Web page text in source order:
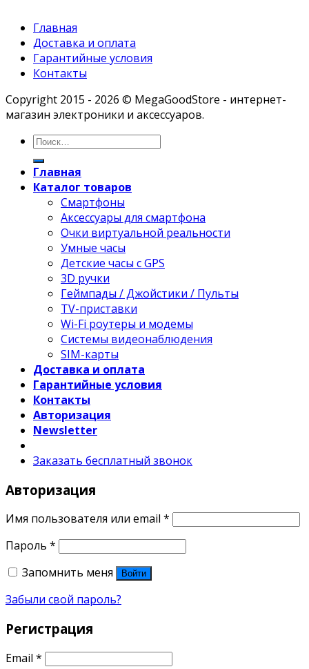
Главная
Доставка и оплата
Гарантийные условия
Контакты
Copyright 2015 - 2026 © MegaGoodStore - интернет-
магазин электроники и аксессуаров.
Главная
Каталог товаров
Смартфоны
Аксессуары для смартфона
Очки виртуальной реальности
Умные часы
Детские часы с GPS
3D ручки
Геймпады / Джойстики / Пульты
TV-приставки
Wi-Fi роутеры и модемы
Системы видеонаблюдения
SIM-карты
Доставка и оплата
Гарантийные условия
Контакты
Авторизация
Newsletter
Заказать бесплатный звонок
Авторизация
Имя пользователя или email *
Пароль *
Запомнить меня
Войти
Забыли свой пароль?
Регистрация
Email *